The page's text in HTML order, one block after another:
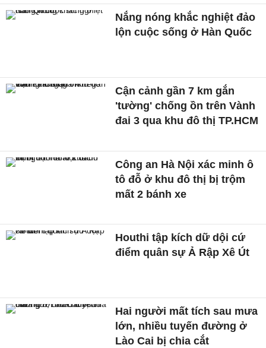
Nắng nóng khắc nghiệt đảo
lộn cuộc sống ở Hàn Quốc
Cận cảnh gần 7 km gắn
'tường' chống ồn trên Vành
đai 3 qua khu đô thị TP.HCM
Công an Hà Nội xác minh ô
tô đỗ ở khu đô thị bị trộm
mất 2 bánh xe
Houthi tập kích dữ dội cứ
điểm quân sự Ả Rập Xê Út
Hai người mất tích sau mưa
lớn, nhiều tuyến đường ở
Lào Cai bị chia cắt